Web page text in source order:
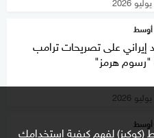
(كوكيز) لفهم كيفية استخدامك
إيراني على تصريحات ترامب
"رسوم هرمز"